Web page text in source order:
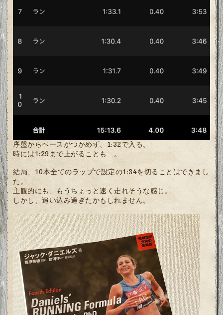
序盤からペースがつかめず、1:32で入る。
時には1:29まで上がることも…。
結局、10本全てのラップで設定の1:34を切ることはできまし
た。
主観的にも、もうちょっと速く走れそうな感じ。
しかし、追い込み過ぎたかもしれません。